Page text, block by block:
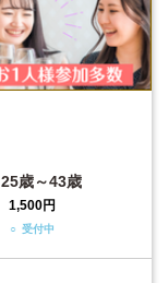
25歳～43歳
1,500円
○ 受付中